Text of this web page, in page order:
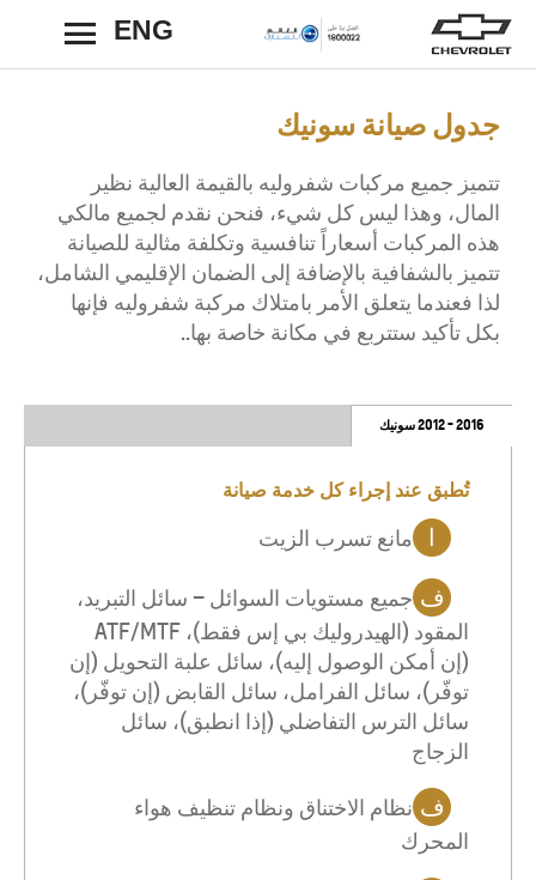
ENG رجوع
جدول صيانة سونيك
تتميز جميع مركبات شفروليه بالقيمة العالية نظير
المال، وهذا ليس كل شيء، فنحن نقدم لجميع مالكي
هذه المركبات أسعاراً تنافسية وتكلفة مثالية للصيانة
تتميز بالشفافية بالإضافة إلى الضمان الإقليمي الشامل،
لذا فعندما يتعلق الأمر بامتلاك مركبة شفروليه فإنها
بكل تأكيد ستتربع في مكانة خاصة بها..
2016 - 2012 سونيك
تُطبق عند إجراء كل خدمة صيانة
ا مانع تسرب الزيت
ف جميع مستويات السوائل – سائل التبريد،
المقود (الهيدروليك بي إس فقط)، ATF/MTF
(إن أمكن الوصول إليه)، سائل علبة التحويل (إن
توفّر)، سائل الفرامل، سائل القابض (إن توفّر)،
سائل الترس التفاضلي (إذا انطبق)، سائل
الزجاج
ف نظام الاختناق ونظام تنظيف هواء
المحرك